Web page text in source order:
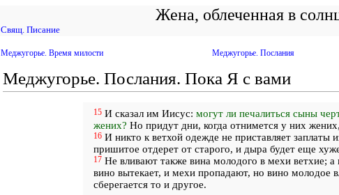
Жена, облеченная в
Свящ. Писание
Меджугорье. Время милости Меджугорье. Послания
Меджугорье. Послания. Пока Я с вами
15И сказал им Иисус: могут ли печалиться сыны
жених? Но придут дни, когда отнимется у них
16И никто к ветхой одежде не приставляет заплаты
пришитое отдерет от старого, и дыра будет еще
17Не вливают также вина молодого в мехи ветхие;
вино вытекает, и мехи пропадают, но вино молодое
сберегается то и другое.